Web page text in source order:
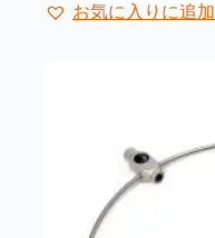
お気に入りに追加